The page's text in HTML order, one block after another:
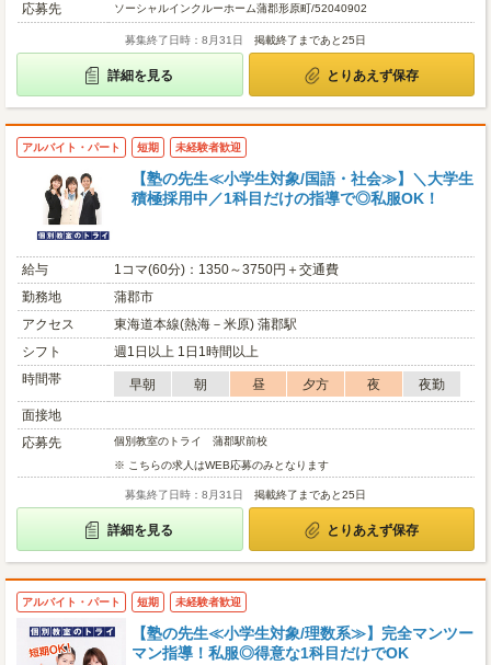
応募先
ソーシャルインクルーホーム蒲郡形原町/52040902
募集終了日時：8月31日 掲載終了まであと25日
詳細を見る とりあえず保存
アルバイト・パート 短期 未経験者歓迎
【塾の先生≪小学生対象/国語・社会≫】＼大学生
積極採用中／1科目だけの指導で◎私服OK！
給与
1コマ(60分)：1350～3750円＋交通費
勤務地
蒲郡市
アクセス
東海道本線(熱海－米原) 蒲郡駅
シフト
週1日以上 1日1時間以上
時間帯
早朝 朝 昼 夕方 夜
夜勤
面接地
応募先
個別教室のトライ 蒲郡駅前校
※ こちらの求人はWEB応募のみとなります
募集終了日時：8月31日 掲載終了まであと25日
詳細を見る とりあえず保存
アルバイト・パート 短期 未経験者歓迎
【塾の先生≪小学生対象/理数系≫】完全マンツー
マン指導！私服◎得意な1科目だけでOK